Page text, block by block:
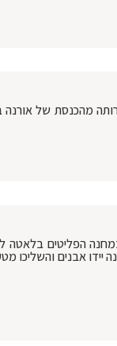
מהכנסת של אורנה
הפליטים בלאטה
יידו אבנים